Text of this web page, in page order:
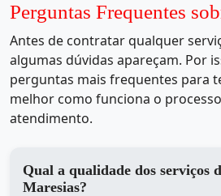
Perguntas Frequentes
Antes de contratar qualquer
algumas dúvidas apareçam. Por
perguntas mais frequentes para
melhor como funciona o
atendimento.
Qual a qualidade dos serviços de
Maresias?